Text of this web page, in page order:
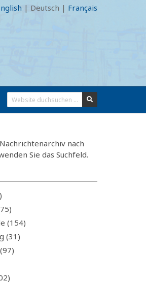
| Deutsch | Français
nach
Sie das Suchfeld.
(154)
(31)